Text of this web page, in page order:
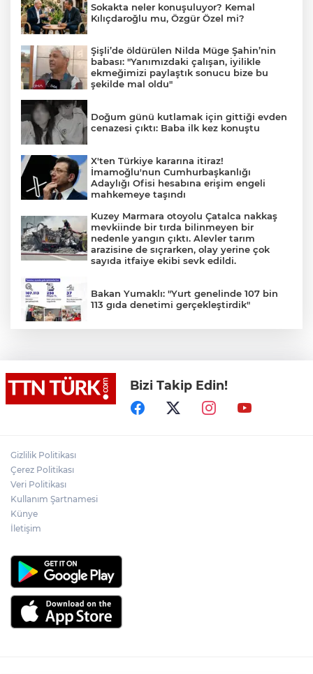
Sokakta neler konuşuluyor? Kemal
Kılıçdaroğlu mu, Özgür Özel mi?
Şişli’de öldürülen Nilda Müge Şahin’nin
babası: "Yanımızdaki çalışan, iyilikle
ekmeğimizi paylaştık sonucu bize bu
şekilde mal oldu"
Doğum günü kutlamak için gittiği evden
cenazesi çıktı: Baba ilk kez konuştu
X'ten Türkiye kararına itiraz!
İmamoğlu'nun Cumhurbaşkanlığı
Adaylığı Ofisi hesabına erişim engeli
mahkemeye taşındı
Kuzey Marmara otoyolu Çatalca nakkaş
mevkiinde bir tırda bilinmeyen bir
nedenle yangın çıktı. Alevler tarım
arazisine de sıçrarken, olay yerine çok
sayıda itfaiye ekibi sevk edildi.
Bakan Yumaklı: "Yurt genelinde 107 bin
113 gıda denetimi gerçekleştirdik"
başladı
İran: "Umman ile Hürmüz Boğazı’ndaki
deniz ulaşım güzergahının coğrafi
Bizi Takip Edin!
Gizlilik Politikası
Çerez Politikası
Veri Politikası
Kullanım Şartnamesi
Künye
İletişim